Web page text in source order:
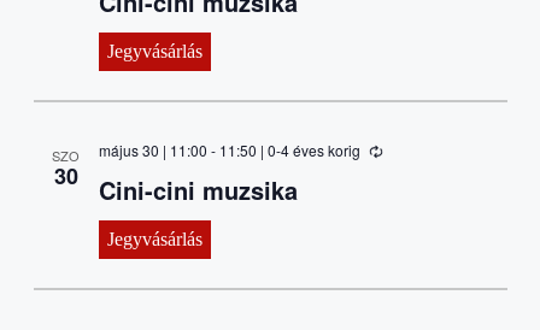
Jegyvásárlás
SZO
30
Jegyvásárlás
május 30 | 11:00 - 11:50 | 0-4 éves korig
Cini-cini muzsika